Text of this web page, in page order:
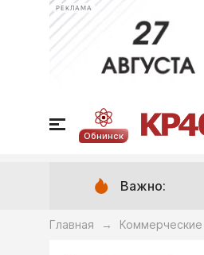
РЕКЛАМА
Обнинск
Важно:
Главная → Коммерческие